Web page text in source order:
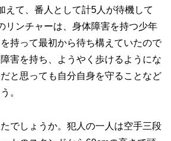
えて、番人として計5人が待機して
リンチャーは、身体障害を持つ少年
持って最初から待ち構えていたので
害を持ち、ようやく歩けるようにな
と思っても自分自身を守ることなど
。
でしょうか。犯人の一人は空手三段